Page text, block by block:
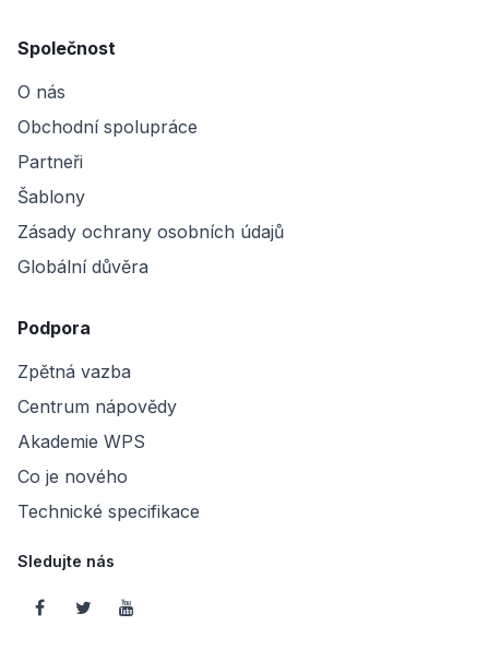
Společnost
O nás
Obchodní spolupráce
Partneři
Šablony
Zásady ochrany osobních údajů
Globální důvěra
Podpora
Zpětná vazba
Centrum nápovědy
Akademie WPS
Co je nového
Technické specifikace
Sledujte nás